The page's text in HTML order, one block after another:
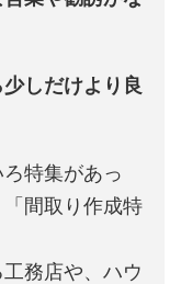
しだけより良
特集があっ
間取り作成特
務店や、ハウ